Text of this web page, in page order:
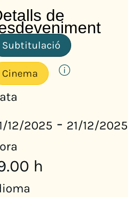
de
Subtitulació
Cinema
12/2025 - 21/12/2025
h